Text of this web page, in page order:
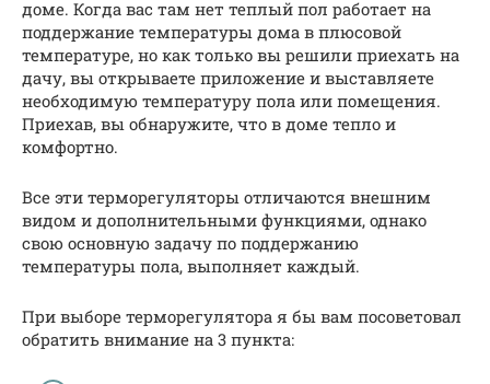
доме. Когда вас там нет теплый пол работает на
поддержание температуры дома в плюсовой
температуре, но как только вы решили приехать на
дачу, вы открываете приложение и выставляете
необходимую температуру пола или помещения.
Приехав, вы обнаружите, что в доме тепло и
комфортно.
Все эти терморегуляторы отличаются внешним
видом и дополнительными функциями, однако
свою основную задачу по поддержанию
температуры пола, выполняет каждый.
При выборе терморегулятора я бы вам посоветовал
обратить внимание на 3 пункта: